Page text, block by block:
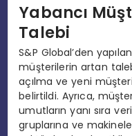
Yabancı
Talebi
S&P Global’den
müşterilerin artan
açılma ve yeni müşteri
belirtildi. Ayrıca,
umutların yanı sıra
gruplarına ve